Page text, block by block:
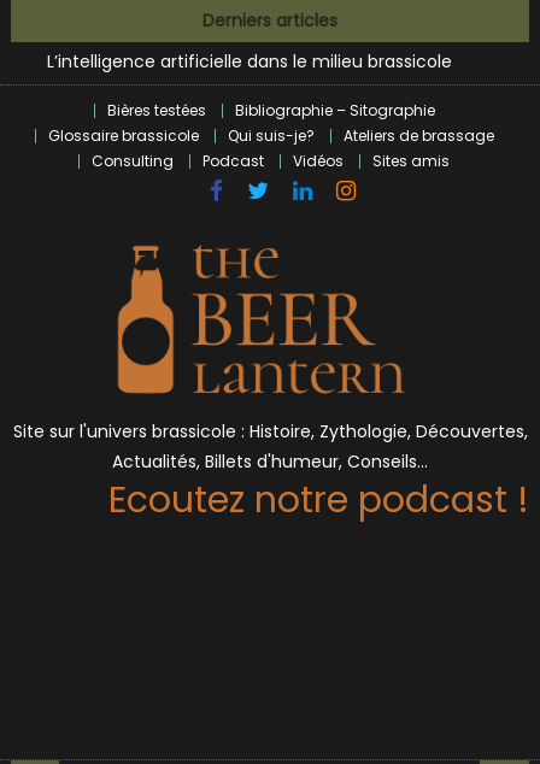
to
content
Derniers articles
L’intelligence artificielle dans le milieu brassicole
BrewDog racheté par Tilray pour une bouchée de pain ?
Bières et célébrités
Bières testées
Bibliographie – Sitographie
Glossaire brassicole
Qui suis-je?
Ateliers de brassage
Consulting
Podcast Vidéos Sites amis
Site sur l'univers brassicole : Histoire, Zythologie, Découvertes,
Actualités, Billets d'humeur, Conseils…
Ecoutez notre podcast !